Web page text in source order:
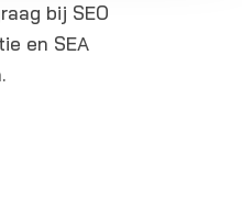
bij SEO
en SEA